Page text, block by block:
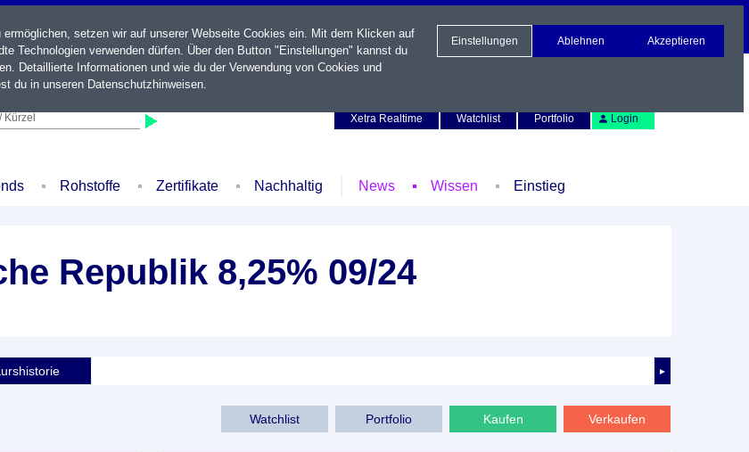
Kürzel
Xetra Realtime
Watchlist Portfolio Login
Rohstoffe Zertifikate Nachhaltig News Wissen Einstieg
Republik 8,25% 09/24
►
Verkaufen
Kaufen
Portfolio
Watchlist
setzen wir auf unserer Webseite Cookies ein. Mit dem Klicken auf
Technologien verwenden dürfen. Über den Button "Einstellungen" kannst du
Detaillierte Informationen und wie du der Verwendung von Cookies und
du in unseren Datenschutzhinweisen.
Einstellungen Ablehnen Akzeptieren